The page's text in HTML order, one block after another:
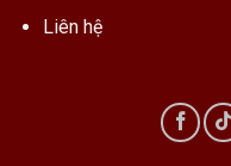
Liên hệ